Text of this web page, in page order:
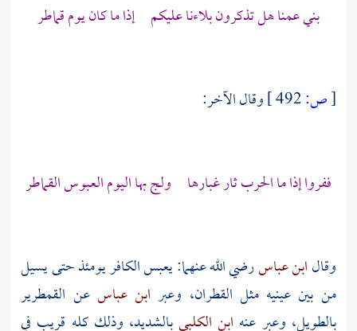
بني عمنا هل تذكرون بلاءنا عليكم إذا ما كان يوم قماطر
[ص: وقال الآخر:
ففروا إذا ما الحرب ثار غبارها ولج بها اليوم العبوس القماطر
وقالابن عباسرضي الله عنهما: يعبس الكافر يومئذ حتى يسيل
من بين عينيه مثل القطران، وعبر ابن عباسعن القمطرير
بالطويل، وعبر عنه ابن الكلبيبالشديد، وذلك كله قريب في